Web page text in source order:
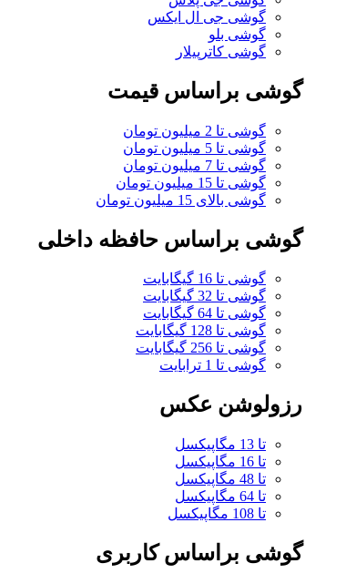
گوشی جی ال ایکس
گوشی بلو
گوشی کاترپیلار
گوشی براساس قیمت
گوشی تا 2 میلیون تومان
گوشی تا 5 میلیون تومان
گوشی تا 7 میلیون تومان
گوشی تا 15 میلیون تومان
گوشی بالای 15 میلیون تومان
گوشی براساس حافظه داخلی
گوشی تا 16 گیگابایت
گوشی تا 32 گیگابایت
گوشی تا 64 گیگابایت
گوشی تا 128 گیگابایت
گوشی تا 256 گیگابایت
گوشی تا 1 ترابایت
رزولوشن عکس
تا 13 مگاپیکسل
تا 16 مگاپیکسل
تا 48 مگاپیکسل
تا 64 مگاپیکسل
تا 108 مگاپیکسل
گوشی براساس کاربری